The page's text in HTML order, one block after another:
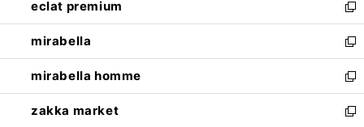
く
で
開
く
ド
ウ
で
開
く
ィ
ン
ド
ウ
で
開
く
い
ウ
ィ
ン
ド
ウ
で
eclat premium
新
し
い
ウ
ィ
ン
ド
mirabella
新
し
い
ウ
ィ
mirabella homme
新
し
い
zakka market
新